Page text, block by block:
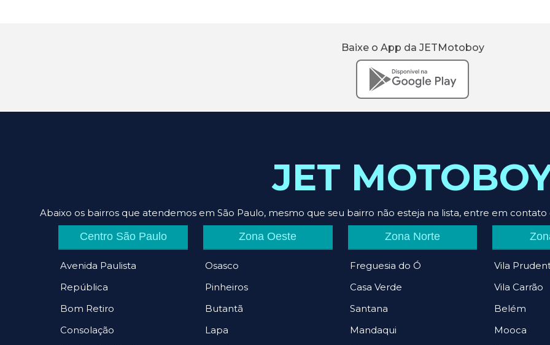
Baixe o App da JETMotoboy
JET
Abaixo os bairros que atendemos em São Paulo, mesmo que seu bairro não esteja na lista, entre em
Centro São Paulo
Avenida Paulista
República
Bom Retiro
Consolação
Zona Oeste
Osasco
Pinheiros
Butantã
Lapa
Zona Norte
Freguesia do Ó
Casa Verde
Santana
Mandaqui
Vila
Vila Carrão
Belém
Mooca